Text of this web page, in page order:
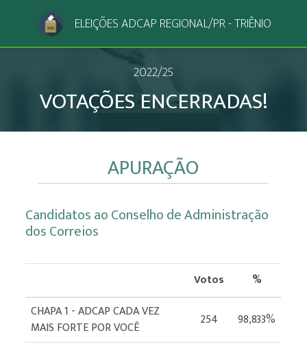
ELEIÇÕES ADCAP REGIONAL/PR - TRIÊNIO
2022/25
VOTAÇÕES ENCERRADAS!
APURAÇÃO
Candidatos ao Conselho de Administração
dos Correios
Votos
%
CHAPA 1 - ADCAP CADA VEZ
MAIS FORTE POR VOCÊ
254
98,833%